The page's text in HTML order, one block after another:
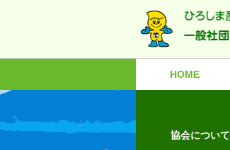
プ
HOME
協会について